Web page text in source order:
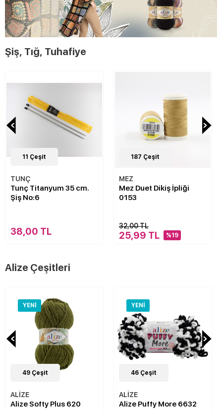
Şiş, Tığ, Tuhafiye
11 Çeşit
TUNÇ
Tunç Titanyum 35 cm.
Şiş No:6
38,00 TL
187 Çeşit
MEZ
Mez Duet Dikiş İpliği
0153
32,00 TL
25,99 TL %19
Alize Çeşitleri
YENI
49 Çeşit
ALİZE
Alize Softy Plus 620
YENI
46 Çeşit
ALİZE
Alize Puffy More 6632